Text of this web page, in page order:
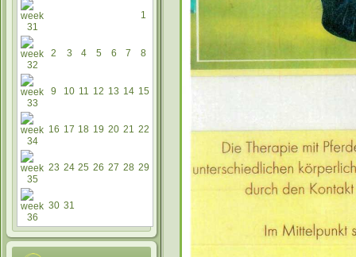
1
2 3 4 5 6 7 8
9 10 11 12 13 14 15
16 17 18 19 20 21 22
23 24 25 26 27 28 29
30 31